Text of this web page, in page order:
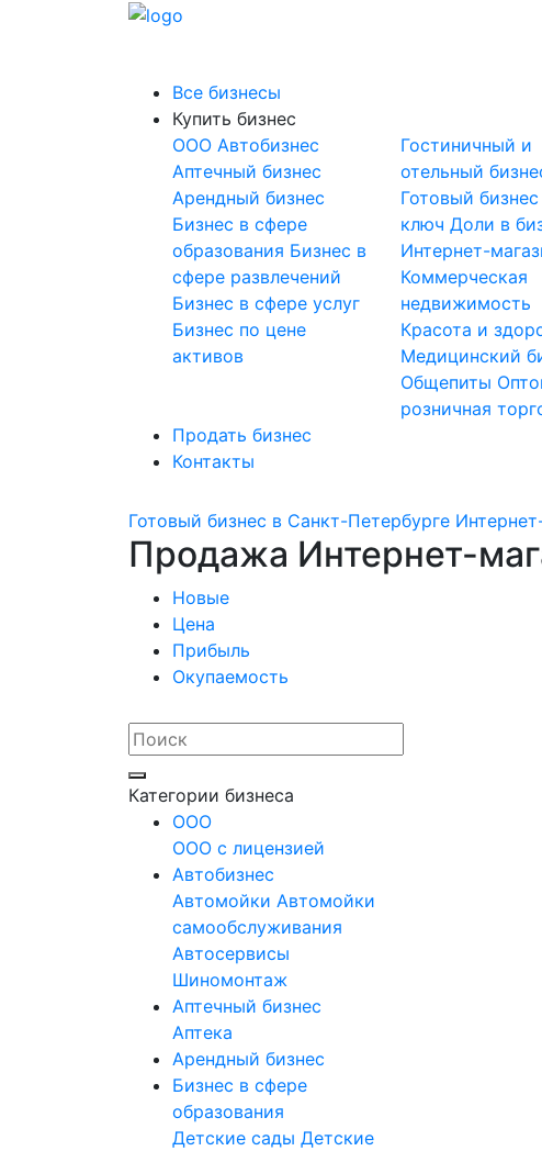
Все бизнесы
Купить бизнес
OOO Автобизнес
Аптечный бизнес
Арендный бизнес
Бизнес в сфере
образования Бизнес в
сфере развлечений
Бизнес в сфере услуг
Бизнес по цене
активов
Гостиничный и
отельный
Готовый
ключДоли в
Интернет-
Коммерческая
недвижимость
Красота и
Медицинский
Общепиты
розничная
Продать бизнес
Контакты
Готовый бизнес в Санкт-Петербурге
Продажа Интернет-
Новые
Цена
Прибыль
Окупаемость
Категории бизнеса
OOO
ООО с лицензией
Автобизнес
Автомойки Автомойки
самообслуживания
Автосервисы
Шиномонтаж
Аптечный бизнес
Аптека
Арендный бизнес
Бизнес в сфере
образования
Детские сады Детские